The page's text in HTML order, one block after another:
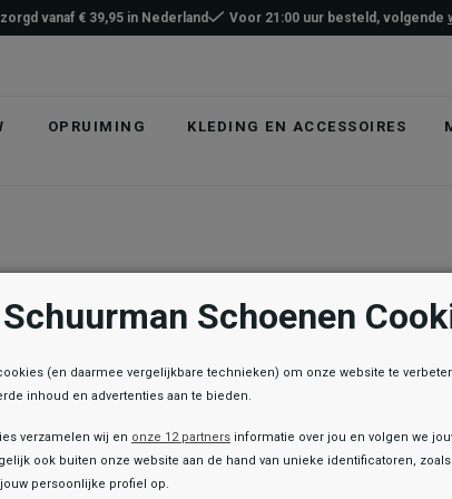
OPRUIMING KLEDING EN ACCESSOIRES
vanaf € 39,95 in Nederland Voor 21:00 uur besteld, volgende
Schuurman Schoenen
(en daarmee vergelijkbare technieken) om onze website te
inhoud en advertenties aan te bieden.
verzamelen wij en onze 12 partners informatie over jou en volgen we
ook buiten onze website aan de hand van unieke identificatoren,
persoonlijke profiel op.